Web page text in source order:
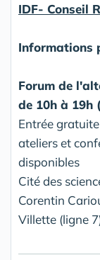
IDF- Conseil
Informations
Forum de
de 10h à 19h
Entrée
ateliers et
disponibles
Cité des
Corentin
Villette (ligne